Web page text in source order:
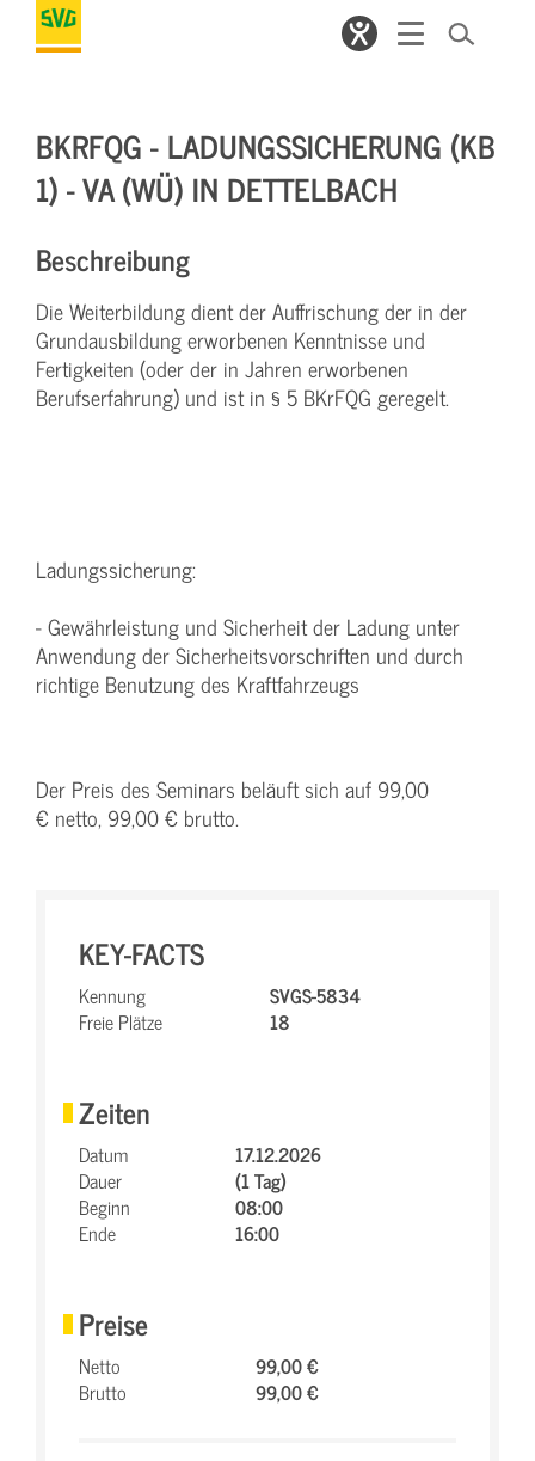
BKRFQG - LADUNGSSICHERUNG (KB
1) - VA (WÜ) IN DETTELBACH
Beschreibung
Die Weiterbildung dient der Auffrischung der in der
Grundausbildung erworbenen Kenntnisse und
Fertigkeiten (oder der in Jahren erworbenen
Berufserfahrung) und ist in § 5 BKrFQG geregelt.
Ladungssicherung:
- Gewährleistung und Sicherheit der Ladung unter
Anwendung der Sicherheitsvorschriften und durch
richtige Benutzung des Kraftfahrzeugs
Der Preis des Seminars beläuft sich auf 99,00
€ netto, 99,00 € brutto.
KEY-FACTS
Kennung
SVGS-5834
Freie Plätze
18
Zeiten
Datum
17.12.2026
Dauer
(1 Tag)
Beginn
08:00
Ende
16:00
Preise
Netto
99,00 €
Brutto
99,00 €